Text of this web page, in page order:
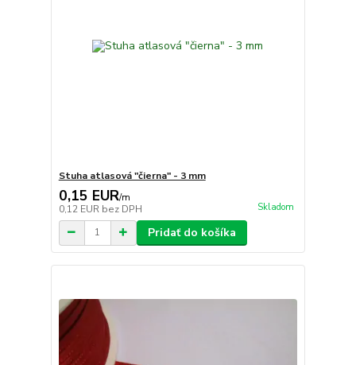
Stuha atlasová "čierna" - 3 mm
0,15 EUR/m
0,12 EUR bez DPH Skladom
Pridať do košíka